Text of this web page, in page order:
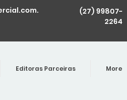
(27) 99807-
2264
Editoras Parceiras More